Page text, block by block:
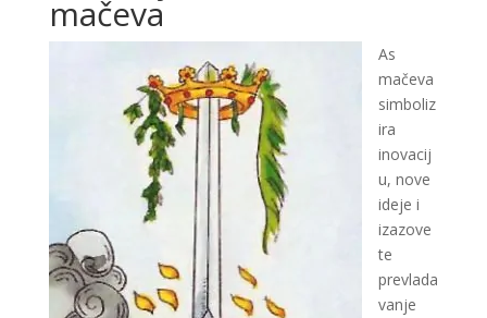
mačeva
As
mačeva
simboliz
ira
inovacij
u, nove
ideje i
izazove
te
prevlada
vanje